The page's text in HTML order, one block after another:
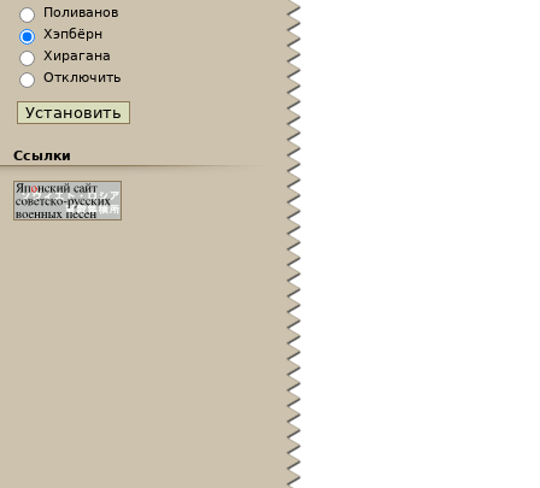
Поливанов
Хэпбёрн
Хирагана
Отключить
Ссылки